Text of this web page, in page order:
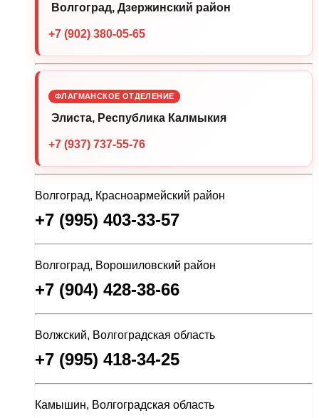
Волгоград, Дзержинский район
+7 (902) 380-05-65
ФЛАГМАНСКОЕ ОТДЕЛЕНИЕ
Элиста, Республика Калмыкия
+7 (937) 737-55-76
Волгоград, Красноармейский район
+7 (995) 403-33-57
Волгоград, Ворошиловский район
+7 (904) 428-38-66
Волжский, Волгоградская область
+7 (995) 418-34-25
Камышин, Волгоградская область